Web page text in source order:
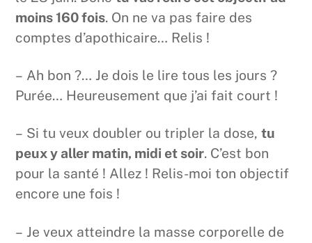
moins 160 fois. On ne va pas faire des
comptes d’apothicaire… Relis !
– Ah bon ?… Je dois le lire tous les jours ?
Purée… Heureusement que j’ai fait court !
– Si tu veux doubler ou tripler la dose,tu
peux y aller matin, midi et soir. C’est bon
pour la santé ! Allez ! Relis-moi ton objectif
encore une fois !
– Je veux atteindre la masse corporelle de